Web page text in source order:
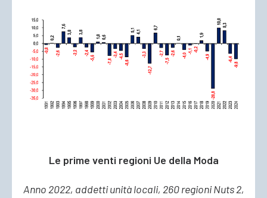
Le prime venti regioni Ue della Moda
Anno 2022, addetti unità locali, 260 regioni Nuts 2,